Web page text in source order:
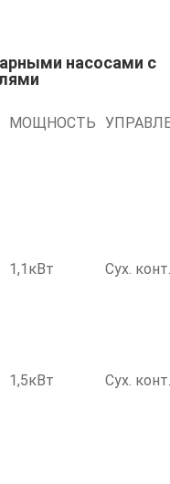
насосами с
МОЩНОСТЬ
1,1кВт Сух.
1,5кВт Сух.